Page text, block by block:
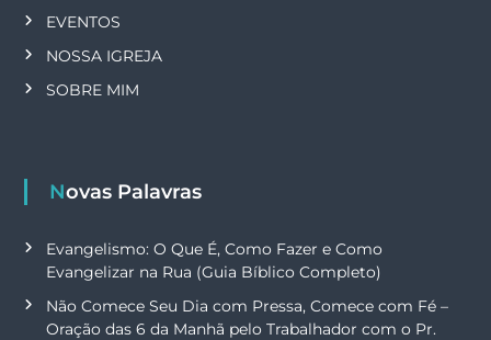
EVENTOS
NOSSA IGREJA
SOBRE MIM
Novas Palavras
Evangelismo: O Que É, Como Fazer e Como
Evangelizar na Rua (Guia Bíblico Completo)
Não Comece Seu Dia com Pressa, Comece com Fé –
Oração das 6 da Manhã pelo Trabalhador com o Pr.